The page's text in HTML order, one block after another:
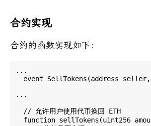
合约实现
合约的函数实现如下：
...
event SellTokens(address
...
  // 允许用户使用代币换回 ETH
function sellTokens(uint256